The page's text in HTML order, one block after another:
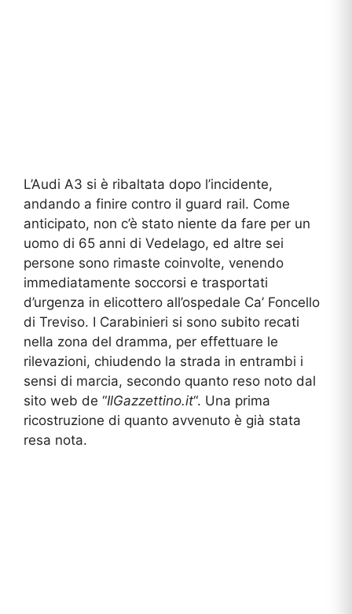
L’Audi A3 si è ribaltata dopo l’incidente,
andando a finire contro il guard rail. Come
anticipato, non c’è stato niente da fare per un
uomo di 65 anni di Vedelago, ed altre sei
persone sono rimaste coinvolte, venendo
immediatamente soccorsi e trasportati
d’urgenza in elicottero all’ospedale Ca’ Foncello
di Treviso. I Carabinieri si sono subito recati
nella zona del dramma, per effettuare le
rilevazioni, chiudendo la strada in entrambi i
sensi di marcia, secondo quanto reso noto dal
sito web de “IlGazzettino.it“. Una prima
ricostruzione di quanto avvenuto è già stata
resa nota.